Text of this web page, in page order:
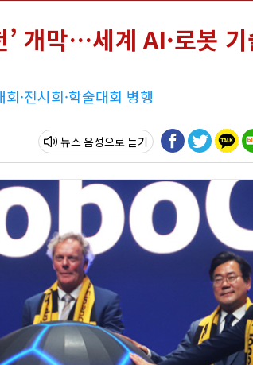
개막…세계 AI·로봇
·전시회·학술대회 병행
뉴스 음성